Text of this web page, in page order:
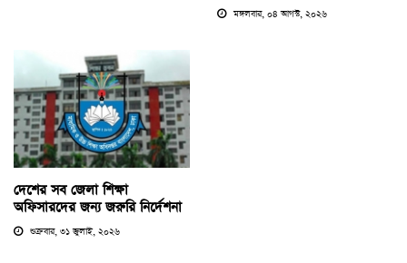
মঙ্গলবার, ০৪ আগস্ট, ২০২৬
দেশের সব জেলা শিক্ষা
অফিসারদের জন্য জরুরি নির্দেশনা
শুক্রবার, ৩১ জুলাই, ২০২৬